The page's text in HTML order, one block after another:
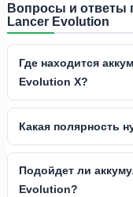
Вопросы и ответы
Lancer Evolution
Где находится
Evolution X?
Какая полярность
Подойдет ли
Evolution?